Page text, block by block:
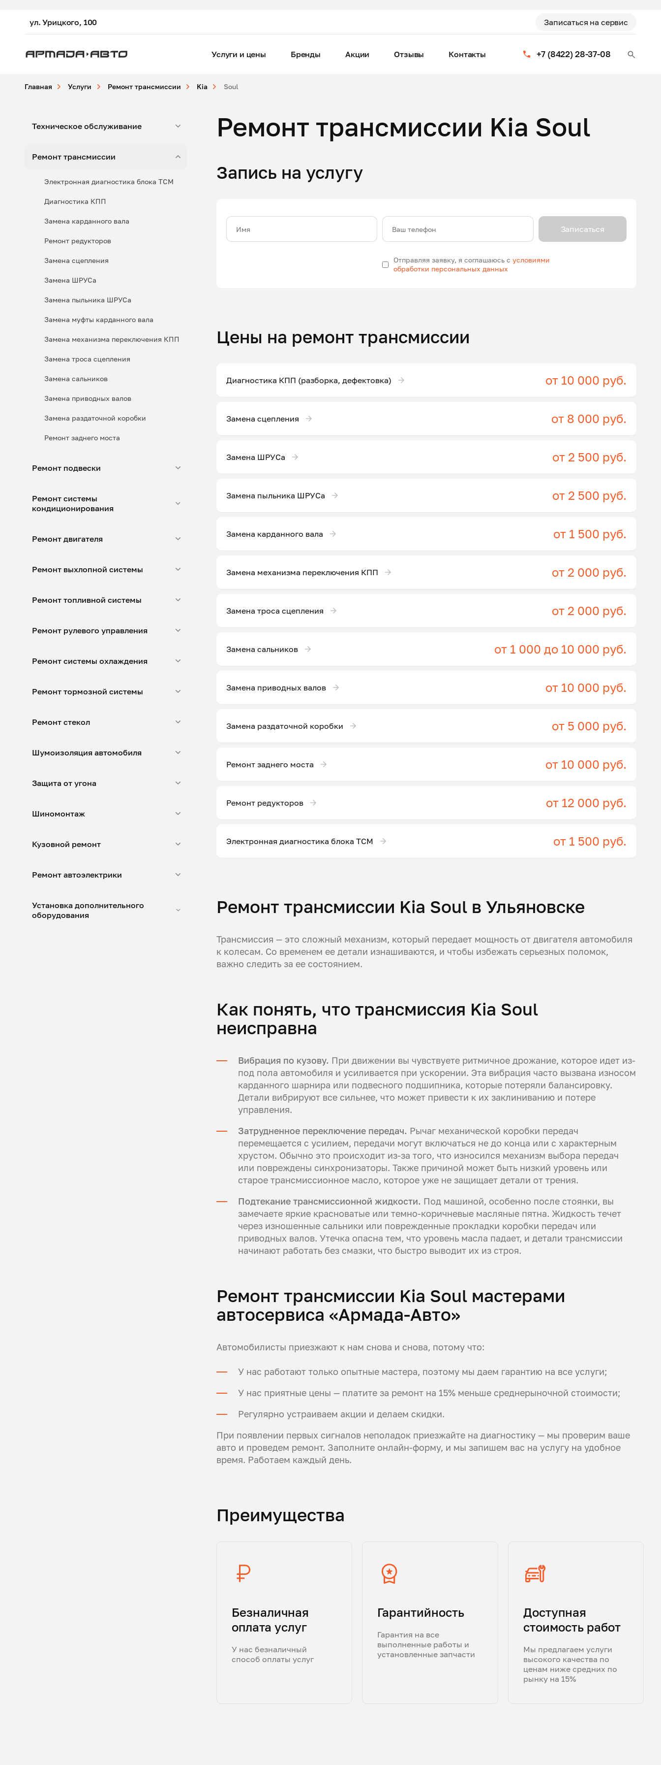
ул. Урицкого, 100 Записаться на сервис
+7 (8422) 28-37-08
Услуги и цены Бренды Акции Отзывы Контакты
Главная Услуги Ремонт трансмиссии Kia Soul
Техническое обслуживание
Ремонт трансмиссии
Электронная диагностика блока ТСМ
Диагностика КПП
Замена карданного вала
Ремонт редукторов
Замена сцепления
Замена ШРУСа
Замена пыльника ШРУСа
Замена муфты карданного вала
Замена механизма переключения КПП
Замена троса сцепления
Замена сальников
Замена приводных валов
Замена раздаточной коробки
Ремонт заднего моста
Ремонт подвески
Ремонт системы
кондиционирования
Ремонт двигателя
Ремонт выхлопной системы
Ремонт топливной системы
Ремонт рулевого управления
Ремонт системы охлаждения
Ремонт тормозной системы
Ремонт стекол
Шумоизоляция автомобиля
Защита от угона
Шиномонтаж
Кузовной ремонт
Ремонт автоэлектрики
Установка дополнительного
оборудования
Ремонт трансмиссии Kia Soul
Запись на услугу
Имя Ваш телефон
Отправляя заявку, я соглашаюсь сусловиями
обработки персональных данных
Записаться
Цены на ремонт трансмиссии
Диагностика КПП (разборка, дефектовка) от 10 000 руб.
Замена сцепления от 8 000 руб.
Замена ШРУСа от 2 500 руб.
Замена пыльника ШРУСа от 2 500 руб.
Замена карданного вала от 1 500 руб.
Замена механизма переключения КПП от 2 000 руб.
Замена троса сцепления от 2 000 руб.
Замена сальников от 1 000 до 10 000 руб.
Замена приводных валов от 10 000 руб.
Замена раздаточной коробки от 5 000 руб.
Ремонт заднего моста от 10 000 руб.
Ремонт редукторов от 12 000 руб.
Электронная диагностика блока ТСМ от 1 500 руб.
Ремонт трансмиссии Kia Soul в Ульяновске
Трансмиссия — это сложный механизм, который передает мощность от двигателя автомобиля
к колесам. Со временем ее детали изнашиваются, и чтобы избежать серьезных поломок,
важно следить за ее состоянием.
Как понять, что трансмиссия Kia Soul
неисправна
Вибрация по кузову. При движении вы чувствуете ритмичное дрожание, которое идет из-
под пола автомобиля и усиливается при ускорении. Эта вибрация часто вызвана износом
карданного шарнира или подвесного подшипника, которые потеряли балансировку.
Детали вибрируют все сильнее, что может привести к их заклиниванию и потере
управления.
Затрудненное переключение передач. Рычаг механической коробки передач
перемещается с усилием, передачи могут включаться не до конца или с характерным
хрустом. Обычно это происходит из-за того, что износился механизм выбора передач
или повреждены синхронизаторы. Также причиной может быть низкий уровень или
старое трансмиссионное масло, которое уже не защищает детали от трения.
Подтекание трансмиссионной жидкости. Под машиной, особенно после стоянки, вы
замечаете яркие красноватые или темно-коричневые масляные пятна. Жидкость течет
через изношенные сальники или поврежденные прокладки коробки передач или
приводных валов. Утечка опасна тем, что уровень масла падает, и детали трансмиссии
начинают работать без смазки, что быстро выводит их из строя.
Ремонт трансмиссии Kia Soul мастерами
автосервиса «Армада-Авто»
Автомобилисты приезжают к нам снова и снова, потому что:
У нас работают только опытные мастера, поэтому мы даем гарантию на все услуги;
У нас приятные цены — платите за ремонт на 15% меньше среднерыночной стоимости;
Регулярно устраиваем акции и делаем скидки.
При появлении первых сигналов неполадок приезжайте на диагностику — мы проверим ваше
авто и проведем ремонт. Заполните онлайн-форму, и мы запишем вас на услугу на удобное
время. Работаем каждый день.
Преимущества
Безналичная
оплата услуг
У нас безналичный
способ оплаты услуг
Гарантийность
Гарантия на все
выполненные работы и
установленные запчасти
Доступная
стоимость работ
Мы предлагаем услуги
высокого качества по
ценам ниже средних по
рынку на 15%